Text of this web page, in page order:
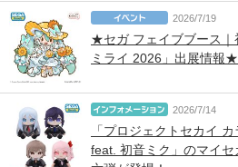
2026/7/19
★セガ フェイブブース｜
ミライ 2026」出展情報★
2026/7/14
「プロジェクトセカイ
feat. 初音ミク」のマイ